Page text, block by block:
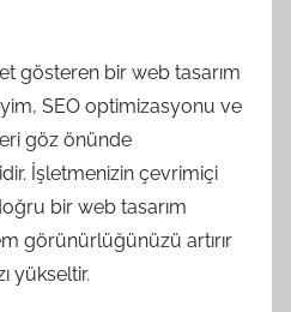
gösteren bir web tasarım
SEO optimizasyonu ve
göz önünde
İşletmenizin çevrimiçi
bir web tasarım
görünürlüğünüzü artırır
yükseltir.